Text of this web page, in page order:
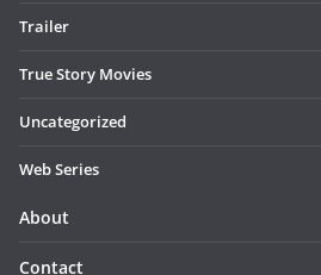
Trailer
True Story Movies
Uncategorized
Web Series
About
Contact